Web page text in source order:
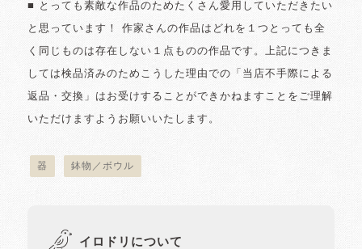
■ とっても素敵な作品のためたくさん愛用していただきたい
と思っています！ 作家さんの作品はどれを１つとっても全
く同じものは存在しない１点ものの作品です。上記につきま
しては検品済みのためこうした理由での「当店不手際による
返品・交換」はお受けすることができかねますことをご理解
いただけますようお願いいたします。
器 鉢物／ボウル
イロドリについて